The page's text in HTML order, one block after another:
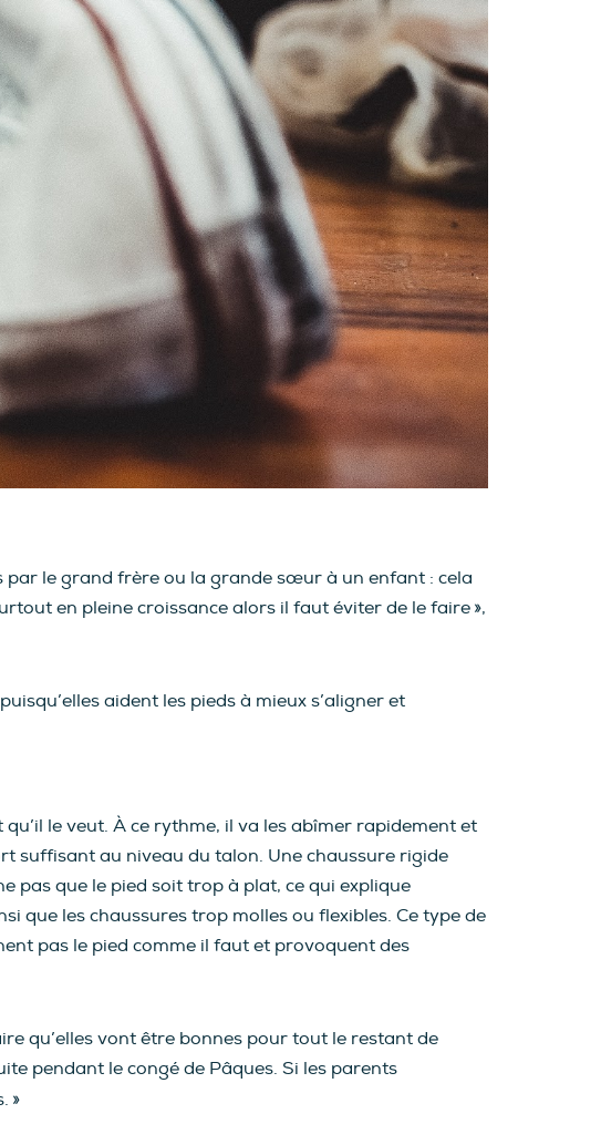
le grand frère ou la grande sœur à un enfant : cela
en pleine croissance alors il faut éviter de le faire »,
aident les pieds à mieux s’aligner et
le veut. À ce rythme, il va les abîmer rapidement et
suffisant au niveau du talon. Une chaussure rigide
pas que le pied soit trop à plat, ce qui explique
que les chaussures trop molles ou flexibles. Ce type de
pas le pied comme il faut et provoquent des
qu’elles vont être bonnes pour tout le restant de
pendant le congé de Pâques. Si les parents
»